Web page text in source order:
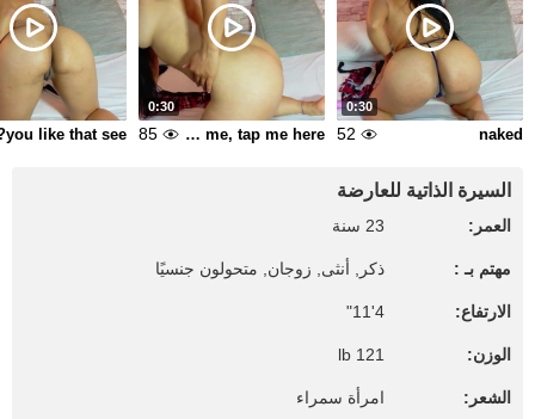
0:30
naked
52
0:30
Kiss me, Say me, tap me here
85
you like that see?
السيرة الذاتية للعارضة
العمر: 23 سنة
مهتم بـ : ذكر, أنثى, زوجان, متحولون جنسيًا
الارتفاع: 4'11"
الوزن: 121 lb
الشعر: امرأة سمراء